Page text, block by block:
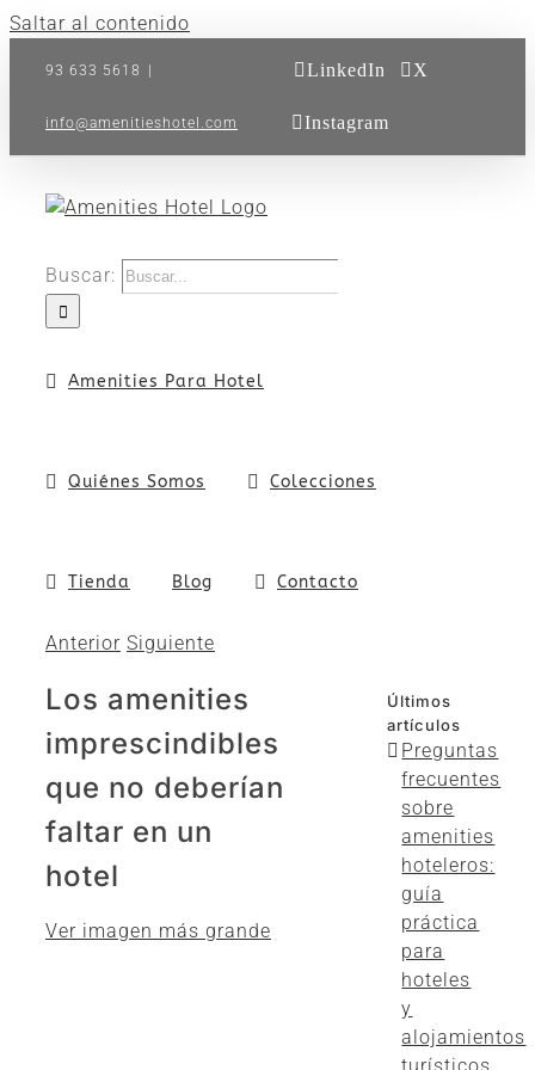
Saltar al contenido
93 633 5618
info@amenitieshotel.com
LinkedIn X
Instagram
Buscar:
Amenities Para Hotel
Quiénes Somos Colecciones
Tienda Blog Contacto
Anterior Siguiente
Los amenities
imprescindibles
que no deberían
faltar en un
hotel
Ver imagen más grande
Últimos
artículos
Preguntas
frecuentes
sobre
amenities
hoteleros:
guía
práctica
para
hoteles
y
alojamientos